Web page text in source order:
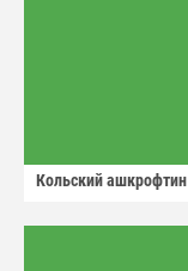
Кольский ашкрофтин